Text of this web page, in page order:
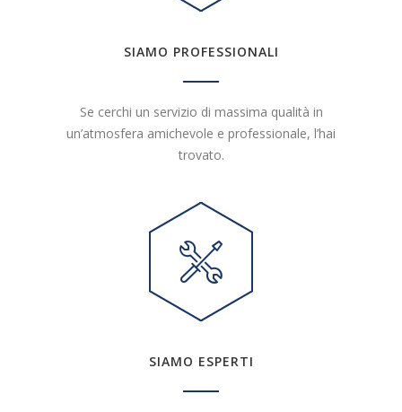
SIAMO PROFESSIONALI
Se cerchi un servizio di massima qualità in
un’atmosfera amichevole e professionale, l’hai
trovato.
SIAMO ESPERTI